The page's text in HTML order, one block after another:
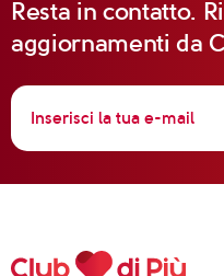
Resta in contatto.
aggiornamenti da